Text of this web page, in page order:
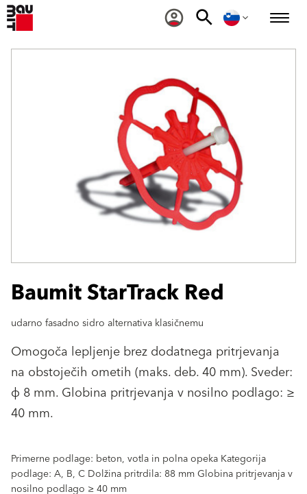
Baumit StarTrack Red
udarno fasadno sidro alternativa klasičnemu
Omogoča lepljenje brez dodatnega pritrjevanja
na obstoječih ometih (maks. deb. 40 mm). Sveder:
ф 8 mm. Globina pritrjevanja v nosilno podlago: ≥
40 mm.
Primerne podlage: beton, votla in polna opeka Kategorija
podlage: A, B, C Dolžina pritrdila: 88 mm Globina pritrjevanja v
nosilno podlago ≥ 40 mm